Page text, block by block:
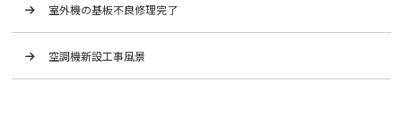
室外機の基板不良修理完了
空調機新設工事風景